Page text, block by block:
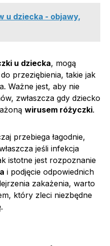
u dziecka - objawy,
u dziecka, mogą
przeziębienia, takie jak
Ważne jest, aby nie
zwłaszcza gdy dziecko
wirusem różyczki.
przebiega łagodnie,
jeśli infekcja
istotne jest rozpoznanie
i podjęcie odpowiednich
zakażenia, warto
który zleci niezbędne